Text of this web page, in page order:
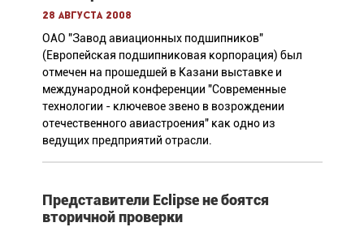
28 августа 2008
ОАО "Завод авиационных подшипников"
(Европейская подшипниковая корпорация) был
отмечен на прошедшей в Казани выставке и
международной конференции "Современные
технологии - ключевое звено в возрождении
отечественного авиастроения" как одно из
ведущих предприятий отрасли.
Представители Eclipse не боятся
вторичной проверки